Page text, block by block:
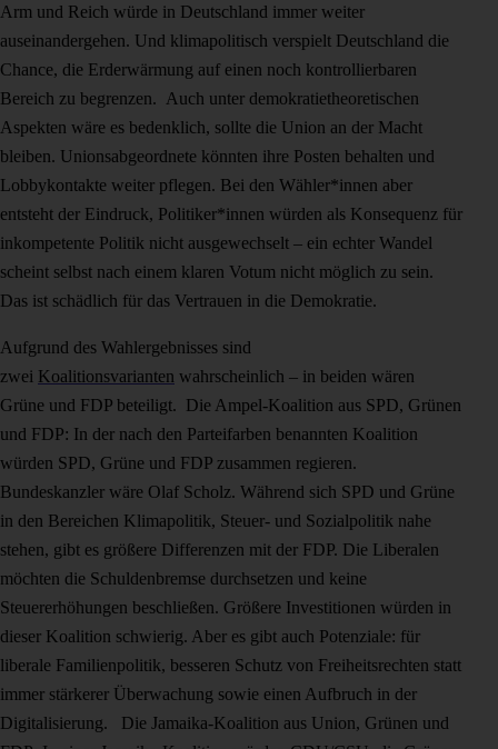
Arm und Reich würde in Deutschland immer weiter
auseinandergehen. Und klimapolitisch verspielt Deutschland die
Chance, die Erderwärmung auf einen noch kontrollierbaren
Bereich zu begrenzen. Auch unter demokratietheoretischen
Aspekten wäre es bedenklich, sollte die Union an der Macht
bleiben. Unionsabgeordnete könnten ihre Posten behalten und
Lobbykontakte weiter pflegen. Bei den Wähler*innen aber
entsteht der Eindruck, Politiker*innen würden als Konsequenz für
inkompetente Politik nicht ausgewechselt – ein echter Wandel
scheint selbst nach einem klaren Votum nicht möglich zu sein.
Das ist schädlich für das Vertrauen in die Demokratie.
Aufgrund des Wahlergebnisses sind
zwei Koalitionsvarianten wahrscheinlich – in beiden wären
Grüne und FDP beteiligt. Die Ampel-Koalition aus SPD, Grünen
und FDP: In der nach den Parteifarben benannten Koalition
würden SPD, Grüne und FDP zusammen regieren.
Bundeskanzler wäre Olaf Scholz. Während sich SPD und Grüne
in den Bereichen Klimapolitik, Steuer- und Sozialpolitik nahe
stehen, gibt es größere Differenzen mit der FDP. Die Liberalen
möchten die Schuldenbremse durchsetzen und keine
Steuererhöhungen beschließen. Größere Investitionen würden in
dieser Koalition schwierig. Aber es gibt auch Potenziale: für
liberale Familienpolitik, besseren Schutz von Freiheitsrechten statt
immer stärkerer Überwachung sowie einen Aufbruch in der
Digitalisierung. Die Jamaika-Koalition aus Union, Grünen und